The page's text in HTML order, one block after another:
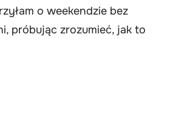
o weekendzie bez
próbując zrozumieć, jak to